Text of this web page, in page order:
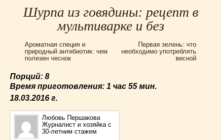
Для мультиварки Филипс
Еврейская кухня
Заготовки на зиму
Запеканки(25)
Испанская кухня(2)
Итальянская кухня
Картошка(32)
Каши (24)
Кексы(43)
Китайская кухня(15)
Лучшие
(9)
Шурпа из говядины: рецепт в
мультиварке и без
Ароматная специя и
природный антибиотик: чем
полезен чеснок
Первая зелень: что
необходимо употреблять
весной
Порций: 8
Время приготовления: 1 час 55 мин.
18.03.2016 г.
Любовь Першакова
Журналист и хозяйка с
30-летним стажем